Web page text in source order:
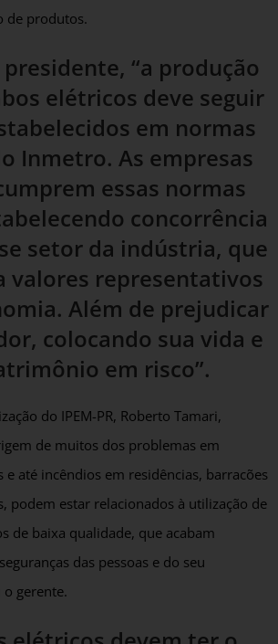
de produtos.
presidente, “a produção
elétricos deve seguir
em normas
Inmetro. As empresas
essas normas
concorrência
setor da indústria, que
valores representativos
Além de prejudicar
colocando sua vida e
em risco”.
do IPEM-PR, Roberto Tamari,
de muitos dos problemas em
e até incêndios em residências, barracões
podem estar relacionados à utilização de
de baixa qualidade, que acabam
das pessoas e do seu
gerente.